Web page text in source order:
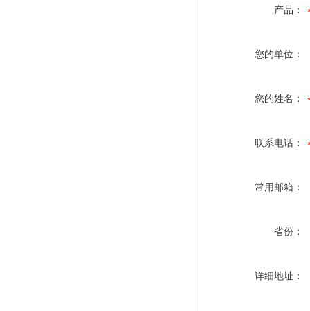
产品：
您的单位：
您的姓名：
联系电话：
常用邮箱：
省份：
详细地址：